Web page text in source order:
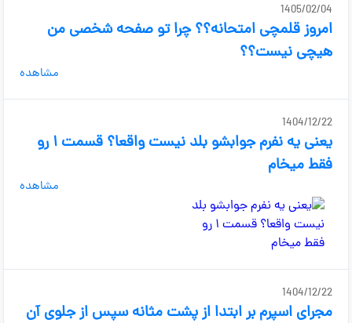
1405/02/04
امروز قلمچی امتحانه؟؟ چرا تو صفحه شخصی من
هیچی نیست؟؟
مشاهده
1404/12/22
یعنی یه نفرم جوابشو بلد نیست واقعا؟ قسمت ۱ رو
فقط میخام
مشاهده
1404/12/22
مجرای اسپرم بر ابتدا از پشت مثانه سپس از جلوی آن